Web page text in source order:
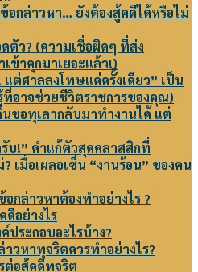
อกล่าวหา… ยังต้องสู้คดีได้หรือไม่
ตัว? (ความเชื่อผิดๆ ที่ส่ง
เข้าคุกมาเยอะแล้ว!)
ต่ศาลลงโทษแค่ครั้งเดียว” เป็น
ที่อาจช่วยชีวิตราชการของคุณ)
ขอทุเลากลับมาทำงานได้ แต่
บ!” คำแก้ตัวสุดคลาสสิกที่
เมื่อเผลอเซ็น “งานร้อน” ของคน
กล่าวหาต้องทำอย่างไร ?
ดีอย่างไร
ประกอบอะไรบ้าง?
าวหาทุจริตควรทำอย่างไร?
ต่อสู้คดีทุจริต